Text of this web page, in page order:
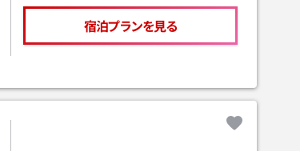
宿泊プランを見る